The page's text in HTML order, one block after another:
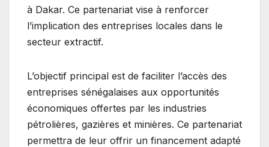
à Dakar. Ce partenariat vise à renforcer
l’implication des entreprises locales dans le
secteur extractif.
L’objectif principal est de faciliter l’accès des
entreprises sénégalaises aux opportunités
économiques offertes par les industries
pétrolières, gazières et minières. Ce partenariat
permettra de leur offrir un financement adapté